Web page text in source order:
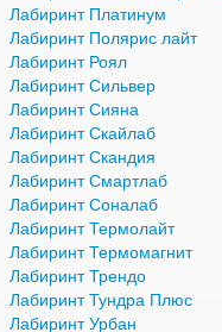
Лабиринт Платинум
Лабиринт Полярис лайт
Лабиринт Роял
Лабиринт Сильвер
Лабиринт Сияна
Лабиринт Скайлаб
Лабиринт Скандия
Лабиринт Смартлаб
Лабиринт Соналаб
Лабиринт Термолайт
Лабиринт Термомагнит
Лабиринт Трендо
Лабиринт Тундра Плюс
Лабиринт Урбан